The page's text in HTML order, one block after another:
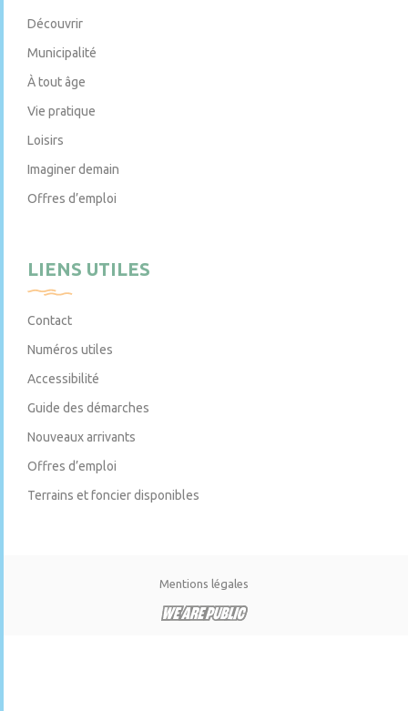
Découvrir
Municipalité
À tout âge
Vie pratique
Loisirs
Imaginer demain
Offres d’emploi
LIENS UTILES
Contact
Numéros utiles
Accessibilité
Guide des démarches
Nouveaux arrivants
Offres d’emploi
Terrains et foncier disponibles
Mentions légales